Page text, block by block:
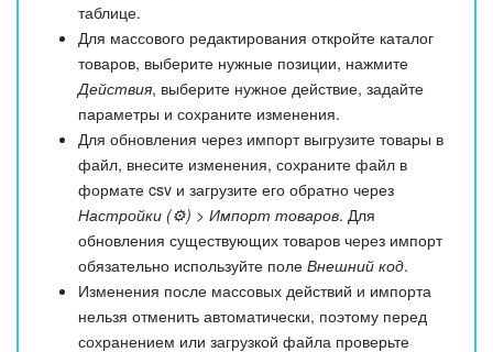
таблице.
Для массового редактирования откройте каталог
товаров, выберите нужные позиции, нажмите
Действия, выберите нужное действие, задайте
параметры и сохраните изменения.
Для обновления через импорт выгрузите товары в
файл, внесите изменения, сохраните файл в
формате csv и загрузите его обратно через
Настройки (⚙️) > Импорт товаров. Для
обновления существующих товаров через импорт
обязательно используйте поле Внешний код.
Изменения после массовых действий и импорта
нельзя отменить автоматически, поэтому перед
сохранением или загрузкой файла проверьте